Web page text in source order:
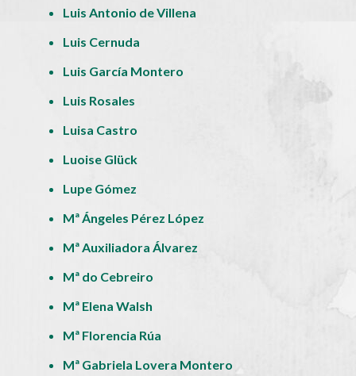
Luis Antonio de Villena
Luis Cernuda
Luis García Montero
Luis Rosales
Luisa Castro
Luoise Glück
Lupe Gómez
Mª Ángeles Pérez López
Mª Auxiliadora Álvarez
Mª do Cebreiro
Mª Elena Walsh
Mª Florencia Rúa
Mª Gabriela Lovera Montero